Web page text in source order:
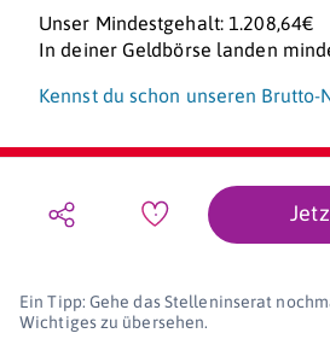
Unser Mindestgehalt: 1.208,64€
In deiner Geldbörse landen
Kennst du schon unseren Brutto-
Ein Tipp: Gehe das Stelleninserat
Wichtiges zu übersehen.